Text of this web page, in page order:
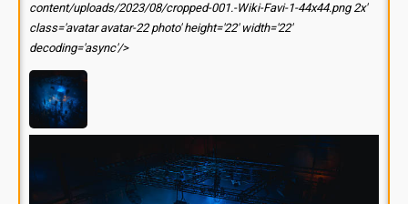
content/uploads/2023/08/cropped-001.-Wiki-Favi-1-44x44.png 2x'
class='avatar avatar-22 photo' height='22' width='22'
decoding='async'/>